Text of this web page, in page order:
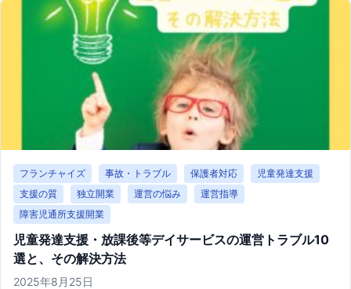
フランチャイズ 事故・トラブル 保護者対応
児童発達支援
支援の質
独立開業 運営の悩み
運営指導
障害児通所支援開業
児童発達支援・放課後等デイサービスの運営トラブル10
選と、その解決方法
2025年8月25日